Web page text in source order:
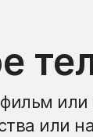
или
или